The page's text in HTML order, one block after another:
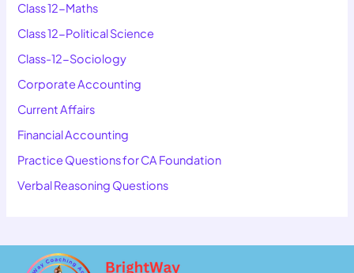
Class 12-Maths
Class 12-Political Science
Class-12-Sociology
Corporate Accounting
Current Affairs
Financial Accounting
Practice Questions for CA Foundation
Verbal Reasoning Questions